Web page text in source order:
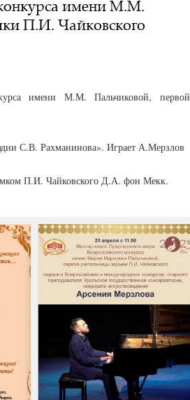
имени М.М.
П.И. Чайковского
имени М.М. Пальчиковой, первой
С.В. Рахманинова». Играет А.Мерзлов
П.И. Чайковского Д.А. фон Мекк.